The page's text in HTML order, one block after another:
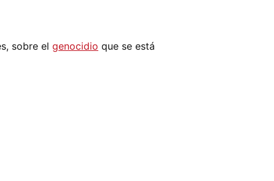
sobre el genocidio que se está